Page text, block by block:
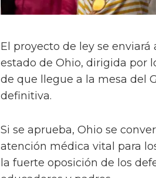
El proyecto de ley se enviará
estado de Ohio, dirigida por
de que llegue a la mesa del
definitiva.
Si se aprueba, Ohio se
atención médica vital para
la fuerte oposición de los